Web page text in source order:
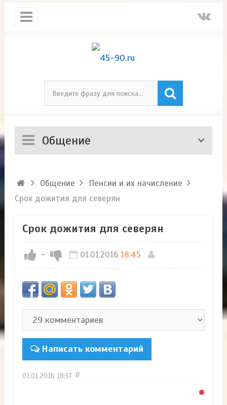
Общение
Общение
Пенсии и их начисление
Срок дожития для северян
Срок дожития для северян
- 01.01.2016 18:45
Написать комментарий
01.01.2016 18:57 #